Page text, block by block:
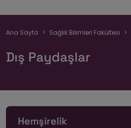
Sayfa
Ana Sayfa Sağlık Bilimleri Fakültesi
Dış Paydaşlar
Hemşirelik